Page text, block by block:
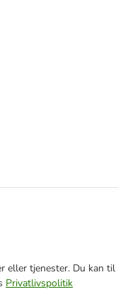
tjenester. Du kan
Privatlivspolitik